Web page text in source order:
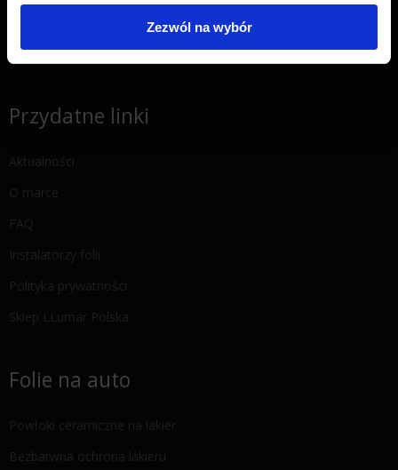
Zezwól na wybór
ul. 9 Dywizji Piechoty 79, 35-001 Rzeszów
+48 575 676 005
Email:pwj.poczta@gmail.com
Przydatne linki
Aktualności
O marce
FAQ
Instalatorzy folii
Polityka prywatności
Sklep LLumar Polska
Folie na auto
Powłoki ceramiczne na lakier
Bezbarwna ochrona lakieru